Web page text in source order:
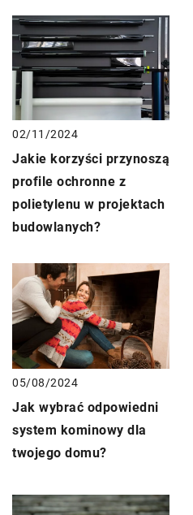
02/11/2024
Jakie korzyści przynoszą
profile ochronne z
polietylenu w projektach
budowlanych?
05/08/2024
Jak wybrać odpowiedni
system kominowy dla
twojego domu?